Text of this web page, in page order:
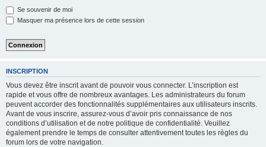
Se souvenir de moi
Masquer ma présence lors de cette session
INSCRIPTION
Vous devez être inscrit avant de pouvoir vous connecter. L’inscription est
rapide et vous offre de nombreux avantages. Les administrateurs du forum
peuvent accorder des fonctionnalités supplémentaires aux utilisateurs inscrits.
Avant de vous inscrire, assurez-vous d’avoir pris connaissance de nos
conditions d’utilisation et de notre politique de confidentialité. Veuillez
également prendre le temps de consulter attentivement toutes les règles du
forum lors de votre navigation.